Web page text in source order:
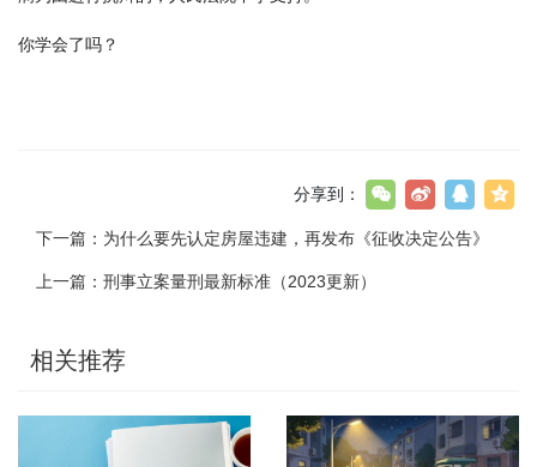
你学会了吗？
分享到：
下一篇： 为什么要先认定房屋违建，再发布《征收决定公告》
上一篇： 刑事立案量刑最新标准（2023更新）
相关推荐